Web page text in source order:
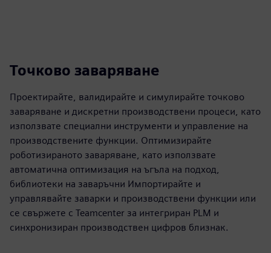
Точково заваряване
Проектирайте, валидирайте и симулирайте точково
заваряване и дискретни производствени процеси, като
използвате специални инструменти и управление на
производствените функции. Оптимизирайте
роботизираното заваряване, като използвате
автоматична оптимизация на ъгъла на подход,
библиотеки на заваръчни Импортирайте и
управлявайте заварки и производствени функции или
се свържете с Teamcenter за интегриран PLM и
синхронизиран производствен цифров близнак.